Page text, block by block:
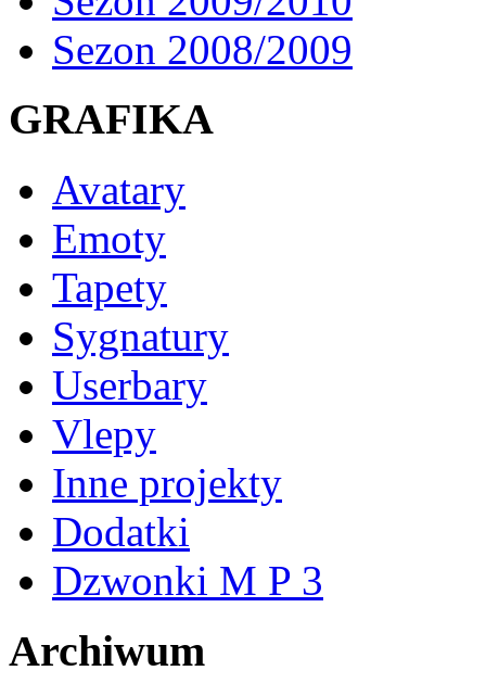
Sezon 2008/2009
GRAFIKA
Avatary
Emoty
Tapety
Sygnatury
Userbary
Vlepy
Inne projekty
Dodatki
Dzwonki M P 3
Archiwum